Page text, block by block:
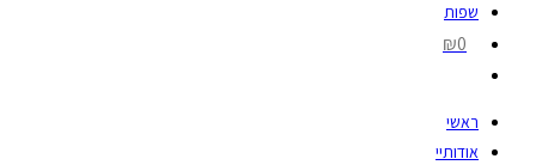
שפות
₪0
ראשי
אודותיי